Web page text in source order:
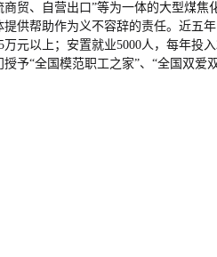
贸、自营出口”等为一体的大型煤
供帮助作为义不容辞的责任。近五
元以上；安置就业5000人，每年投
予“全国模范职工之家”、“全国双爱